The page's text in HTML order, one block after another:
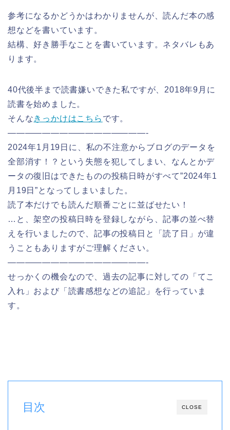
参考になるかどうかはわかりませんが、読んだ本の感
想などを書いています。
結構、好き勝手なことを書いています。ネタバレもあ
ります。
40代後半まで読書嫌いできた私ですが、2018年9月に
読書を始めました。
そんなきっかけはこちら です。
————————————————-
2024年1月19日に、私の不注意からブログのデータを
全部消す！？という失態を犯してしまい、なんとかデ
ータの復旧はできたものの投稿日時がすべて”2024年1
月19日”となってしまいました。
読了本だけでも読んだ順番ごとに並ばせたい！
…と、架空の投稿日時を登録しながら、記事の並べ替
えを行いましたので、記事の投稿日と「読了日」が違
うこともありますがご理解ください。
————————————————-
せっかくの機会なので、過去の記事に対しての「てこ
入れ」および「読書感想などの追記」を行っていま
す。
CLOSE
目次